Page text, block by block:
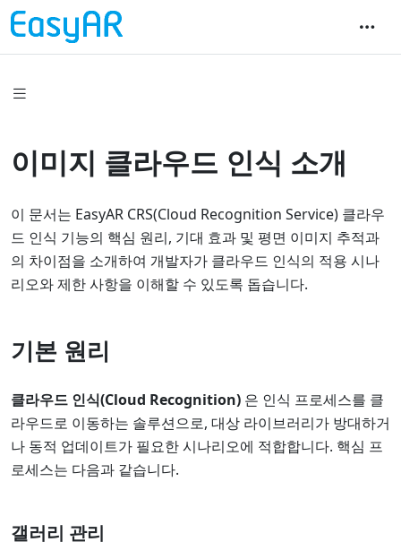
이미지 클라우드 인식 소개
이 문서는 EasyAR CRS(Cloud Recognition Service) 클라우
드 인식 기능의 핵심 원리, 기대 효과 및 평면 이미지 추적과
의 차이점을 소개하여 개발자가 클라우드 인식의 적용 시나
리오와 제한 사항을 이해할 수 있도록 돕습니다.
기본 원리
클라우드 인식(Cloud Recognition) 은 인식 프로세스를 클
라우드로 이동하는 솔루션으로, 대상 라이브러리가 방대하거
나 동적 업데이트가 필요한 시나리오에 적합합니다. 핵심 프
로세스는 다음과 같습니다.
갤러리 관리